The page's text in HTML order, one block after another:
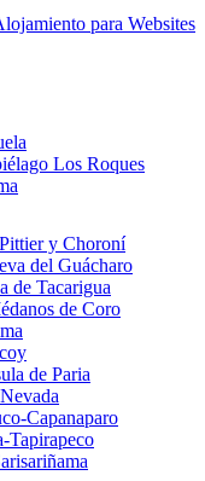
para Websites
Los Roques
y Choroní
del Guácharo
de Tacarigua
de Coro
de Paria
Capanaparo
Tapirapeco